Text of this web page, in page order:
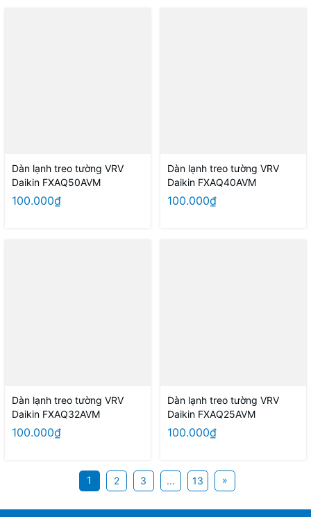
Dàn lạnh treo tường VRV
Daikin FXAQ50AVM
100.000₫
Dàn lạnh treo tường VRV
Daikin FXAQ40AVM
100.000₫
Dàn lạnh treo tường VRV
Daikin FXAQ32AVM
100.000₫
Dàn lạnh treo tường VRV
Daikin FXAQ25AVM
100.000₫
1 2 3 ... 13 »